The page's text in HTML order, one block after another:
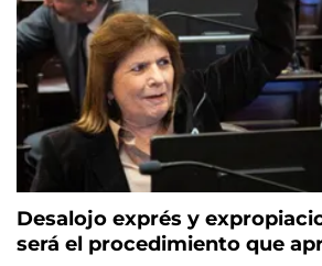
Desalojo exprés y
será el procedimiento que